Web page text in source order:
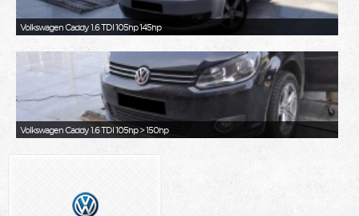
Volkswagen Caddy 1.6 TDI 105hp 145hp
Volkswagen Caddy 1.6 TDI 105hp > 150hp